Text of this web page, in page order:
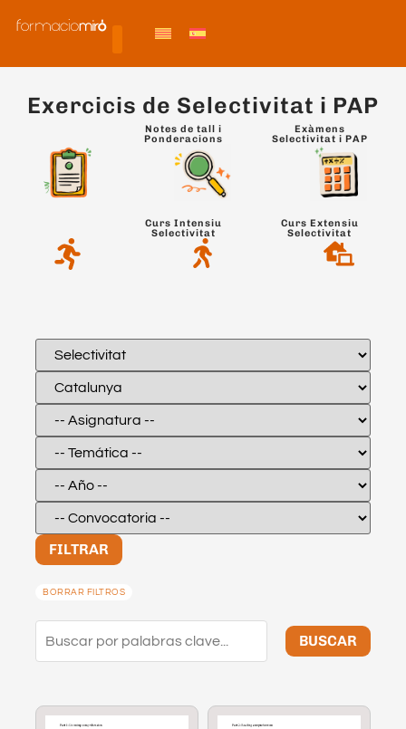
Exercicis de Selectivitat i PAP
Notes de tall i
Ponderacions
Exàmens
Selectivitat i PAP
Curs Intensiu
Selectivitat
Curs Extensiu
Selectivitat
FILTRAR
BORRAR FILTROS
BUSCAR